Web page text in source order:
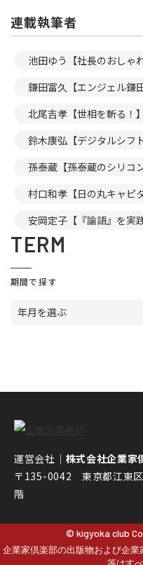
連載執筆者
池田ゆう【社長のおしゃれ
鎌田富久【エンジェル鎌田
北尾吉孝【世相を斬る！】
鈴木康弘【デジタルシフ
孫泰蔵【孫泰蔵のシリコ
村口和孝【日の丸キャピ
安岡定子【『論語』を実
TERM
期間で探す
年月を選ぶ
運営会社｜ 株式会社企業家
〒135-0042 東京都江東
階
© kigyoka club
企業家倶楽部の出版物および企